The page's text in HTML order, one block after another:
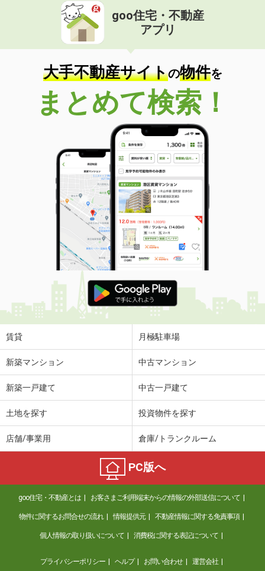
goo住宅・不動産
アプリ
大手不動産サイトの物件を
まとめて検索！
賃貸 月極駐車場
新築マンション 中古マンション
新築一戸建て 中古一戸建て
土地を探す 投資物件を探す
店舗/事業用 倉庫/トランクルーム
PC版へ
goo住宅・不動産とは お客さまご利用端末からの情報の外部送信について
物件に関するお問合せの流れ 情報提供元 不動産情報に関する免責事項
個人情報の取り扱いについて 消費税に関する表記について
プライバシーポリシー ヘルプ お問い合わせ 運営会社